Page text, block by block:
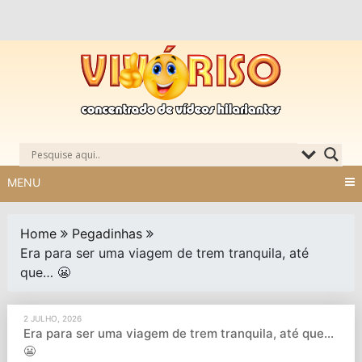
MENU
Home
Pegadinhas
Era para ser uma viagem de trem tranquila, até
que… 😬
2 JULHO, 2026
Era para ser uma viagem de trem tranquila, até que…
😬